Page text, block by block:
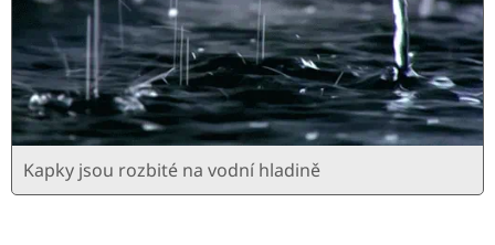
Kapky jsou rozbité na vodní hladině